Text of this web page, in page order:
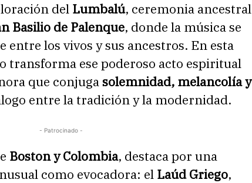
del Lumbalú, ceremonia ancestral
Basilio de Palenque, donde la música se
entre los vivos y sus ancestros. En esta
transforma ese poderoso acto espiritual
que conjugasolemnidad, melancolía y
entre la tradición y la modernidad.
- Patrocinado -
Boston y Colombia, destaca por una
como evocadora: el Laúd Griego,